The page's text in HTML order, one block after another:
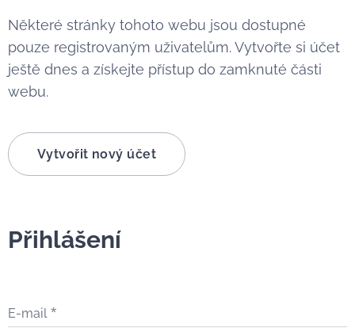
Některé stránky tohoto webu jsou dostupné
pouze registrovaným uživatelům. Vytvořte si účet
ještě dnes a získejte přístup do zamknuté části
webu.
Vytvořit nový účet
Přihlášení
E-mail